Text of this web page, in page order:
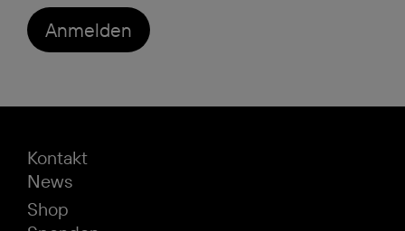
Anmelden
Kontakt
News
Shop